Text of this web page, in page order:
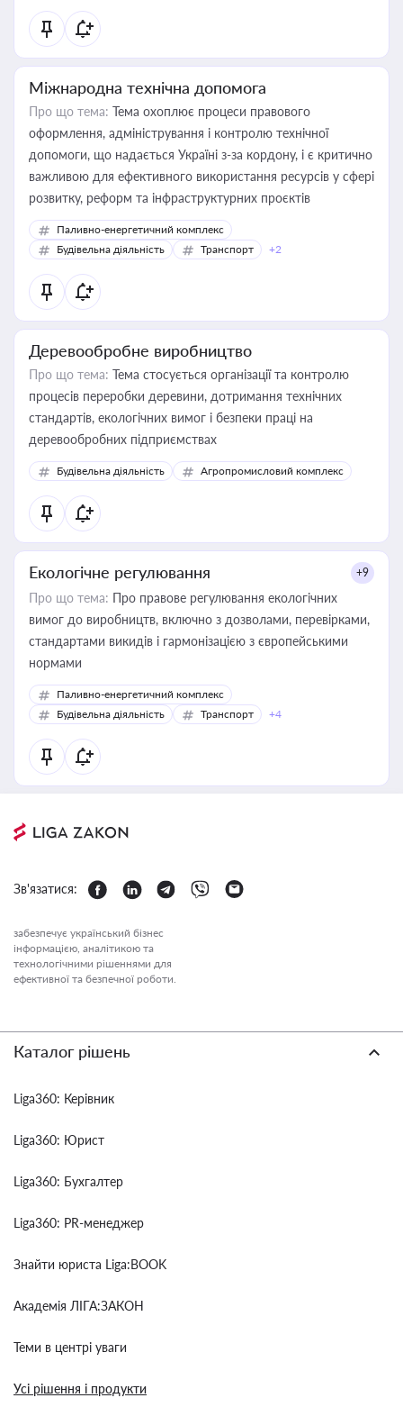
Міжнародна технічна допомога
Про що тема: Тема охоплює процеси правового
оформлення, адміністрування і контролю технічної
допомоги, що надається Україні з-за кордону, і є критично
важливою для ефективного використання ресурсів у сфері
розвитку, реформ та інфраструктурних проєктів
Паливно-енергетичний комплекс
Будівельна діяльність
Транспорт +2
Деревообробне виробництво
Про що тема: Тема стосується організації та контролю
процесів переробки деревини, дотримання технічних
стандартів, екологічних вимог і безпеки праці на
деревообробних підприємствах
Будівельна діяльність Агропромисловий комплекс
Екологічне регулювання +9
Про що тема: Про правове регулювання екологічних
вимог до виробництв, включно з дозволами, перевірками,
стандартами викидів і гармонізацією з європейськими
нормами
Паливно-енергетичний комплекс
Будівельна діяльність
Транспорт +4
Зв'язатися:
забезпечує український бізнес
інформацією, аналітикою та
технологічними рішеннями для
ефективної та безпечної роботи.
Каталог рішень
Liga360: Керівник
Liga360: Юрист
Liga360: Бухгалтер
Liga360: PR-менеджер
Знайти юриста Liga:BOOK
Академія ЛІГА:ЗАКОН
Теми в центрі уваги
Усі рішення і продукти